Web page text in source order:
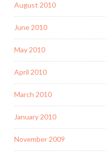
August 2010
June 2010
May 2010
April 2010
March 2010
January 2010
November 2009